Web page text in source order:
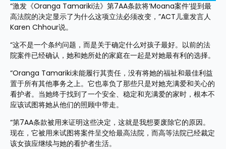
“激发《Oranga Tamariki法》第7AA条款将‘Moana案件’提到最
高法院的决定显示了为什么这项立法必须改变，”ACT儿童发言人
Karen Chhour说。
“这不是一个条约问题，而是关于确定什么对孩子最好。以前的法
院案件已经确认，她和她所处的家庭在一起是对她最有利的选择。
“Oranga Tamariki未能履行其责任，没有将她的福祉和最佳利益
置于所有其他事务之上。它也辜负了那些只是对她充满爱和关心的
看护者。当她终于找到了一个安全、稳定和充满爱的家时，根本不
应该试图将她从他们的照顾中带走。
“第7AA条款被用来证明这些决定，这就是我想要废除它的原因。
现在，它被用来试图将案件呈交给最高法院，而高等法院已经裁定
该女孩应继续与她的看护者生活。